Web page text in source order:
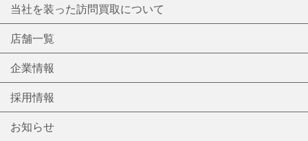
当社を装った訪問買取について
店舗一覧
企業情報
採用情報
お知らせ